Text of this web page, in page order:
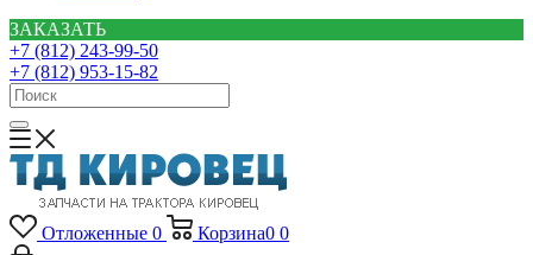
ЗАКАЗАТЬ
+7 (812) 243-99-50
+7 (812) 953-15-82
Отложенные 0 Корзина0 0